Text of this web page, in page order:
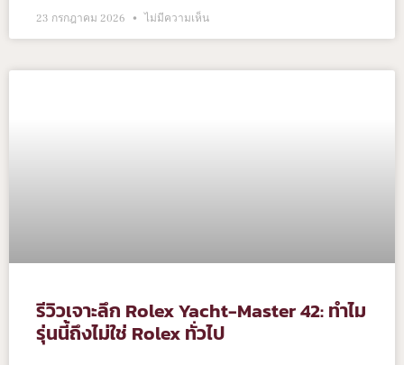
23 กรกฎาคม 2026 ไม่มีความเห็น
รีวิวเจาะลึก Rolex Yacht-Master 42: ทำไม
รุ่นนี้ถึงไม่ใช่ Rolex ทั่วไป